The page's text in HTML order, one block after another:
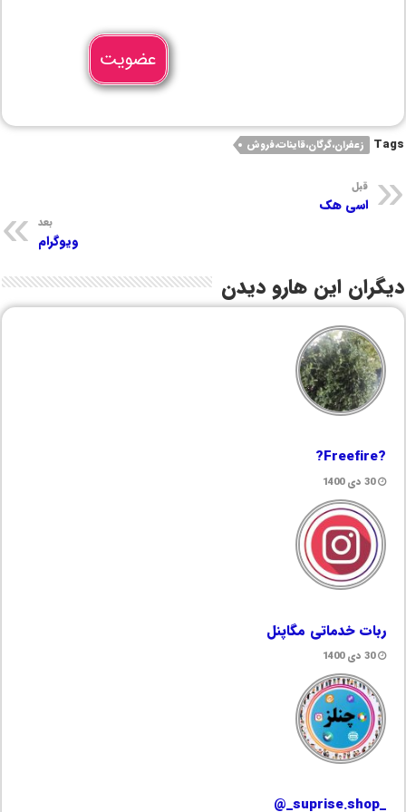
عضویت
Tags زعفران،گرگان،قاینات،فروش
قبل
اسی هک
بعد
ویوگرام
دیگران این هارو دیدن
?Freefire?
30 دی 1400
ربات خدماتی مگاپنل
30 دی 1400
_suprise.shop_@